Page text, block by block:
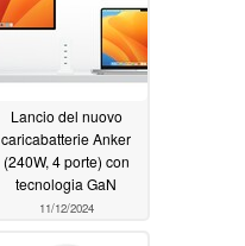
Lancio del nuovo
caricabatterie Anker
(240W, 4 porte) con
tecnologia GaN
11/12/2024